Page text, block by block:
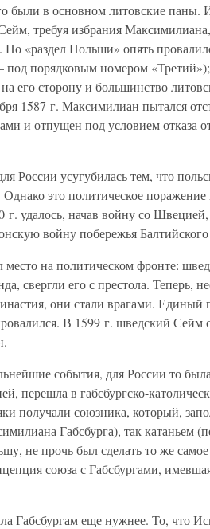
были в основном литовские паны.
требуя избрания
«раздел Польши» опять
порядковым номером
его сторону и большинство
1587 г. Максимилиан пытался
и отпущен под условием отказа
России усугубилась тем, что
Однако это политическое
удалось, начав войну со
войну побережья
на политическом фронте:
свергли его с престола. Теперь,
они стали врагами. Единый
В 1599 г. шведский Сейм
события, для России то
перешла в габсбургско-
получали союзника, который,
Габсбурга), так катаньем
не прочь был сделать то же
союза с Габсбургами,
Габсбургам еще нужнее. То, что